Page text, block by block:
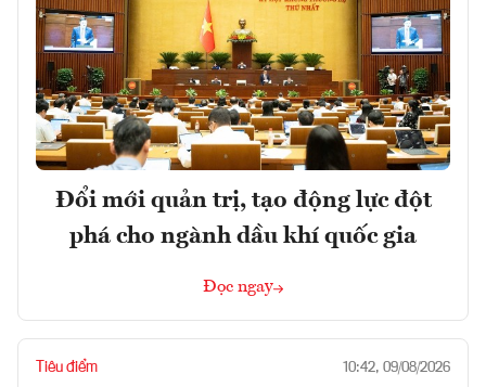
Đổi mới quản trị, tạo động lực đột
phá cho ngành dầu khí quốc gia
Đọc ngay
Tiêu điểm 10:42, 09/08/2026